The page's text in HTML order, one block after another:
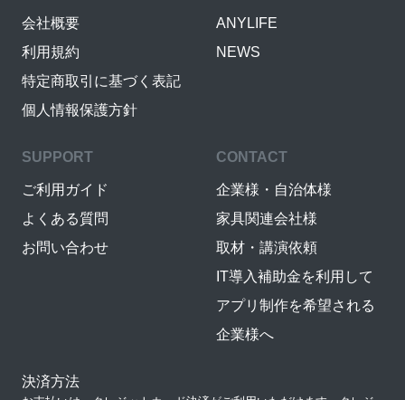
会社概要
利用規約
特定商取引に基づく表記
個人情報保護方針
ANYLIFE
NEWS
SUPPORT
ご利用ガイド
よくある質問
お問い合わせ
CONTACT
企業様・自治体様
家具関連会社様
取材・講演依頼
IT導入補助金を利用して
アプリ制作を希望される
企業様へ
決済方法